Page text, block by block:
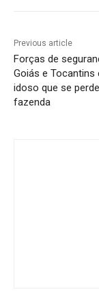
Previous article
Forças de
Goiás e Tocantins
idoso que se
fazenda